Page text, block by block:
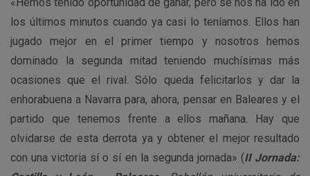
los últimos minutos cuando ya casi lo teníamos. Ellos han
jugado mejor en el primer tiempo y nosotros hemos
dominado la segunda mitad teniendo muchísimas más
ocasiones que el rival. Sólo queda felicitarlos y dar la
enhorabuena a Navarra para, ahora, pensar en Baleares y el
partido que tenemos frente a ellos mañana. Hay que
olvidarse de esta derrota ya y obtener el mejor resultado
con una victoria sí o sí en la segunda jornada» (II Jornada: